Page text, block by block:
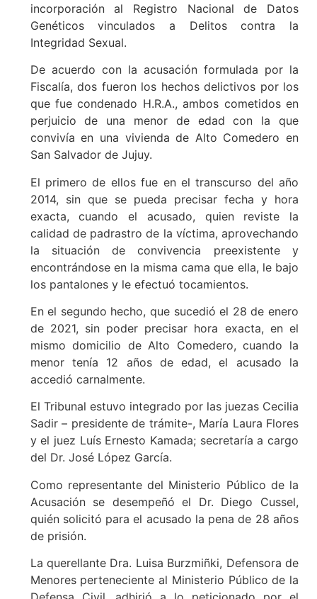
incorporación al Registro Nacional de Datos
Genéticos vinculados a Delitos contra la
Integridad Sexual.
De acuerdo con la acusación formulada por la
Fiscalía, dos fueron los hechos delictivos por los
que fue condenado H.R.A., ambos cometidos en
perjuicio de una menor de edad con la que
convivía en una vivienda de Alto Comedero en
San Salvador de Jujuy.
El primero de ellos fue en el transcurso del año
2014, sin que se pueda precisar fecha y hora
exacta, cuando el acusado, quien reviste la
calidad de padrastro de la víctima, aprovechando
la situación de convivencia preexistente y
encontrándose en la misma cama que ella, le bajo
los pantalones y le efectuó tocamientos.
En el segundo hecho, que sucedió el 28 de enero
de 2021, sin poder precisar hora exacta, en el
mismo domicilio de Alto Comedero, cuando la
menor tenía 12 años de edad, el acusado la
accedió carnalmente.
El Tribunal estuvo integrado por las juezas Cecilia
Sadir – presidente de trámite-, María Laura Flores
y el juez Luís Ernesto Kamada; secretaría a cargo
del Dr. José López García.
Como representante del Ministerio Público de la
Acusación se desempeñó el Dr. Diego Cussel,
quién solicitó para el acusado la pena de 28 años
de prisión.
La querellante Dra. Luisa Burzmiñki, Defensora de
Menores perteneciente al Ministerio Público de la